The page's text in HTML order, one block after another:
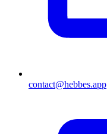
contact@hebbes.app